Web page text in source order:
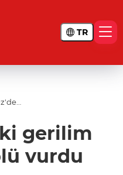
TR
gerilim
vurdu